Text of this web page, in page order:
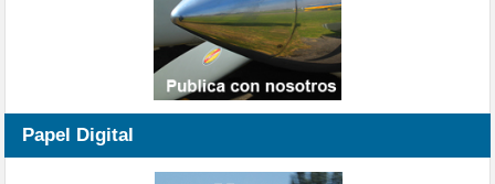
Papel Digital